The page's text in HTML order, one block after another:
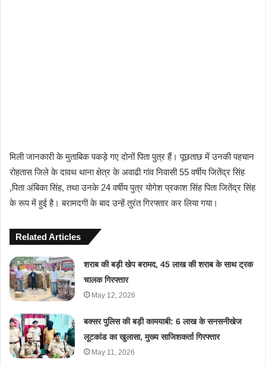
मिली जानकारी के मुताबिक पकड़े गए दोनों पिता पुत्र हैं। पूछताछ में उनकी पहचान
रोहतास जिले के दावथ थाना क्षेत्र के अवाढी गांव निवासी 55 वर्षीय जितेंद्र सिंह
,पिता अंबिका सिंह, तथा उनके 24 वर्षीय पुत्र योगेश प्रकाश सिंह पिता जितेंद्र सिंह
के रूप में हुई है। बरामदगी के बाद उन्हें तुरंत गिरफ्तार कर लिया गया।
Related Articles
शराब की बड़ी खेप बरामद, 45 लाख की शराब के साथ ट्रक
चालक गिरफ्तार
May 12, 2026
बक्सर पुलिस की बड़ी कामयाबी: 6 लाख के सनसनीखेज
लूटकांड का खुलासा, मुख्य साजिशकर्ता गिरफ्तार
May 11, 2026